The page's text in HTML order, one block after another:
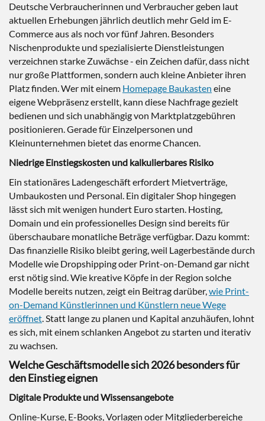
Deutsche Verbraucherinnen und Verbraucher geben laut
aktuellen Erhebungen jährlich deutlich mehr Geld im E-
Commerce aus als noch vor fünf Jahren. Besonders
Nischenprodukte und spezialisierte Dienstleistungen
verzeichnen starke Zuwächse - ein Zeichen dafür, dass nicht
nur große Plattformen, sondern auch kleine Anbieter ihren
Platz finden. Wer mit einem Homepage Baukasten eine
eigene Webpräsenz erstellt, kann diese Nachfrage gezielt
bedienen und sich unabhängig von Marktplatzgebühren
positionieren. Gerade für Einzelpersonen und
Kleinunternehmen bietet das enorme Chancen.
Niedrige Einstiegskosten und kalkulierbares Risiko
Ein stationäres Ladengeschäft erfordert Mietverträge,
Umbaukosten und Personal. Ein digitaler Shop hingegen
lässt sich mit wenigen hundert Euro starten. Hosting,
Domain und ein professionelles Design sind bereits für
überschaubare monatliche Beträge verfügbar. Dazu kommt:
Das finanzielle Risiko bleibt gering, weil Lagerbestände durch
Modelle wie Dropshipping oder Print-on-Demand gar nicht
erst nötig sind. Wie kreative Köpfe in der Region solche
Modelle bereits nutzen, zeigt ein Beitrag darüber,wie Print-
on-Demand Künstlerinnen und Künstlern neue Wege
eröffnet. Statt lange zu planen und Kapital anzuhäufen, lohnt
es sich, mit einem schlanken Angebot zu starten und iterativ
zu wachsen.
Welche Geschäftsmodelle sich 2026 besonders für
den Einstieg eignen
Digitale Produkte und Wissensangebote
Online-Kurse, E-Books, Vorlagen oder Mitgliederbereiche